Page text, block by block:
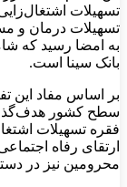
تسهیلات درمان و
بانک سینا است.
فقره تسهیلات
محرومین نیز در